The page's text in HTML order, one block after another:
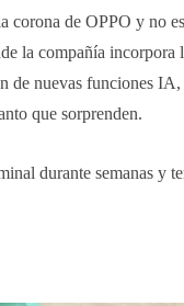
corona de OPPO y no
la compañía
de nuevas funciones
que sorprenden.
durante semanas y